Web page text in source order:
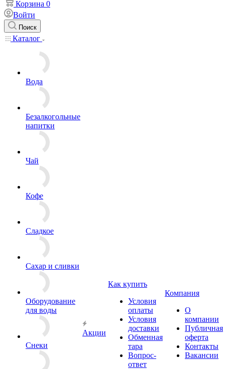
Корзина 0
Войти
Поиск
Каталог
Вода
Безалкогольные
напитки
Чай
Кофе
Сладкое
Сахар и сливки
Оборудование
для воды
Снеки
Акции
Как купить
Условия
оплаты
Условия
доставки
Обменная
тара
Вопрос-
ответ
Компания
О
компании
Публичная
оферта
Контакты
Вакансии